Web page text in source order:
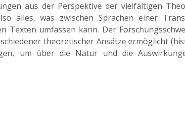
aus der Perspektive der vielfältigen
alles, was zwischen Sprachen einer
Texten umfassen kann. Der
theoretischer Ansätze ermöglicht
um über die Natur und die